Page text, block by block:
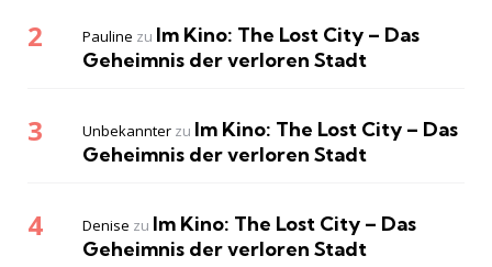
Pauline zu Im Kino: The Lost City – Das
Geheimnis der verloren Stadt
Unbekannter zu Im Kino: The Lost City – Das
Geheimnis der verloren Stadt
Denise zu Im Kino: The Lost City – Das
Geheimnis der verloren Stadt